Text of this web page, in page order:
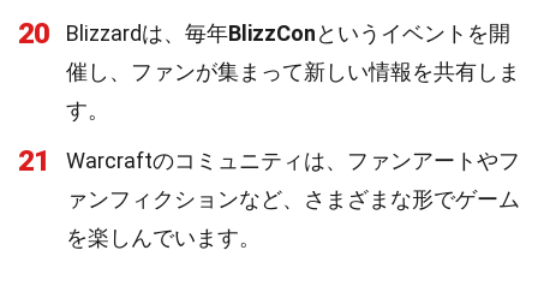
20 Blizzardは、毎年BlizzConというイベントを開
催し、ファンが集まって新しい情報を共有しま
す。
21
Warcraftのコミュニティは、ファンアートやフ
ァンフィクションなど、さまざまな形でゲーム
を楽しんでいます。